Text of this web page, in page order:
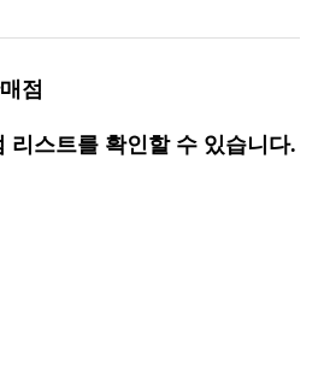
점
리스트를 확인할 수 있습니다.